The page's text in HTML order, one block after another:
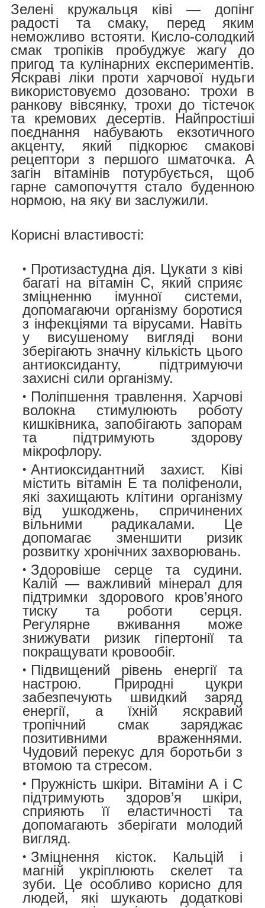
Зелені кружальця ківі — допінг
радості та смаку, перед яким
неможливо встояти. Кисло-солодкий
смак тропіків пробуджує жагу до
пригод та кулінарних експериментів.
Яскраві ліки проти харчової нудьги
використовуємо дозовано: трохи в
ранкову вівсянку, трохи до тістечок
та кремових десертів. Найпростіші
поєднання набувають екзотичного
акценту, який підкорює смакові
рецептори з першого шматочка. А
загін вітамінів потурбується, щоб
гарне самопочуття стало буденною
нормою, на яку ви заслужили.
Корисні властивості:
Протизастудна дія. Цукати з ківі
багаті на вітамін С, який сприяє
зміцненню імунної системи,
допомагаючи організму боротися
з інфекціями та вірусами. Навіть
у висушеному вигляді вони
зберігають значну кількість цього
антиоксиданту, підтримуючи
захисні сили організму.
Поліпшення травлення. Харчові
волокна стимулюють роботу
кишківника, запобігають запорам
та підтримують здорову
мікрофлору.
Антиоксидантний захист. Ківі
містить вітамін Е та поліфеноли,
які захищають клітини організму
від ушкоджень, спричинених
вільними радикалами. Це
допомагає зменшити ризик
розвитку хронічних захворювань.
Здоровіше серце та судини.
Калій — важливий мінерал для
підтримки здорового кров’яного
тиску та роботи серця.
Регулярне вживання може
знижувати ризик гіпертонії та
покращувати кровообіг.
Підвищений рівень енергії та
настрою. Природні цукри
забезпечують швидкий заряд
енергії, а їхній яскравий
тропічний смак заряджає
позитивними враженнями.
Чудовий перекус для боротьби з
втомою та стресом.
Пружність шкіри. Вітаміни А і С
підтримують здоров’я шкіри,
сприяють її еластичності та
допомагають зберігати молодий
вигляд.
Зміцнення кісток. Кальцій і
магній укріплюють скелет та
зуби. Це особливо корисно для
людей, які шукають додаткові